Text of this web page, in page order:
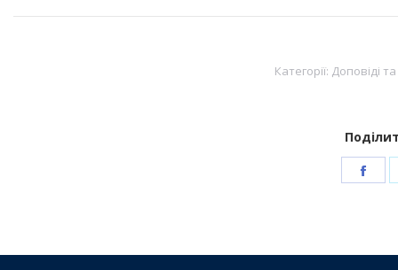
Категорії: Доповіді